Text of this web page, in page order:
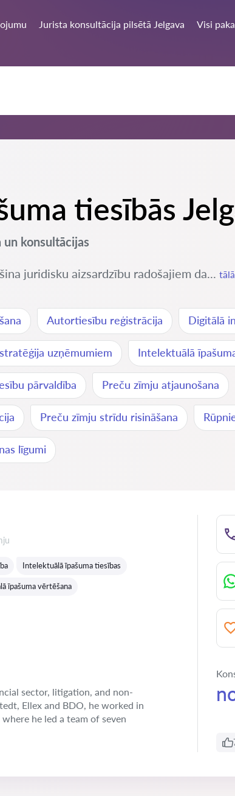
Jurista konsultācija pilsētā Jelgava Visi
tiesībās
konsultācijas
juridisku aizsardzību radošajiem da...
Autortiesību reģistrācija Digitālā
uzņēmumiem Intelektuālā
pārvaldība Preču zīmju atjaunošana
Preču zīmju strīdu risināšana
līgumi
Intelektuālā īpašuma tiesības
īpašuma vērtēšana
sector, litigation, and non-
Ellex and BDO, he worked in
he led a team of seven